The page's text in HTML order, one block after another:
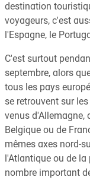
destination
voyageurs, c'est
l'Espagne, le
C'est surtout
septembre, alors
tous les pays
se retrouvent sur les
venus d'Allemagne,
Belgique ou de
mêmes axes nord-
l'Atlantique ou de la
nombre important